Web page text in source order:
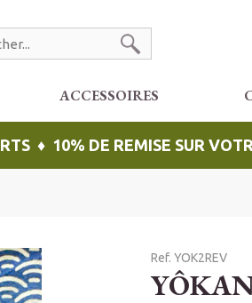
ACCESSOIRES
♦ 10% DE REMISE SUR
Ref. YOK2REV